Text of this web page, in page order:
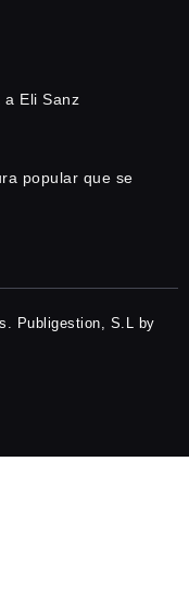
a Eli Sanz
popular que se
Publigestion, S.L by